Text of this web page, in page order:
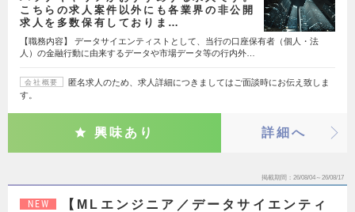
こちらの求人案件以外にも各業界の非公開
求人を多数保有しておりま…
【職務内容】 データサイエンティストとして、当行の口座保有者（個人・法
人）の金融行動に由来するデータや市場データ等の行内外…
会社概要
匿名求人のため、求人詳細につきましてはご面談時にお伝え致しま
す。
興味あり 詳細へ
掲載期間 26/08/04～26/08/17
NEW
【MLエンジニア／データサイエンティ